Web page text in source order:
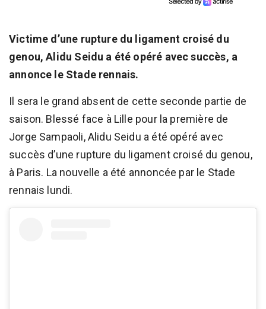
Victime d’une rupture du ligament croisé du
genou, Alidu Seidu a été opéré avec succès, a
annonce le Stade rennais.
Il sera le grand absent de cette seconde partie de
saison. Blessé face à Lille pour la première de
Jorge Sampaoli, Alidu Seidu a été opéré avec
succès d’une rupture du ligament croisé du genou,
à Paris. La nouvelle a été annoncée par le Stade
rennais lundi.